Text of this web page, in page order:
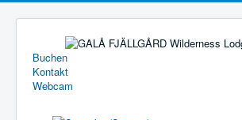
Buchen
Kontakt
Webcam